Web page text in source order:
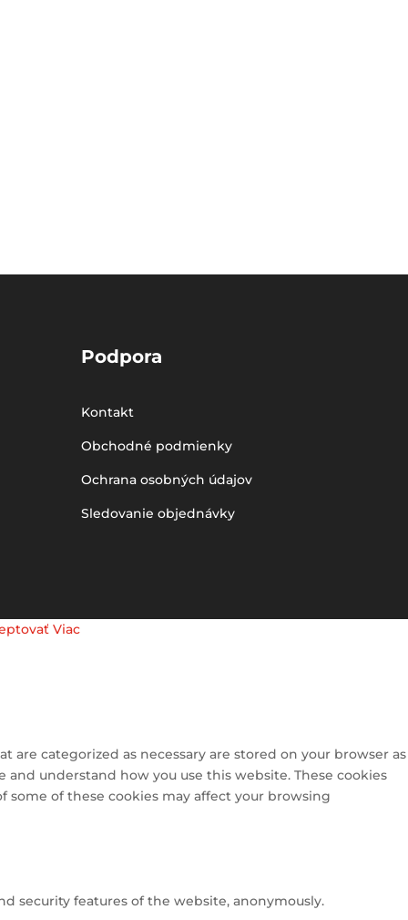
Podpora
Kontakt
Obchodné podmienky
Ochrana osobných údajov
Sledovanie objednávky
Viac
categorized as necessary are stored on your browser as
understand how you use this website. These cookies
of these cookies may affect your browsing
security features of the website, anonymously.